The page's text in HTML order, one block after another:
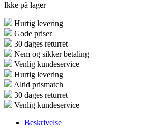
Ikke på lager
Hurtig levering
Gode priser
30 dages returret
Nem og sikker betaling
Venlig kundeservice
Hurtig levering
Altid prismatch
30 dages returret
Venlig kundeservice
Beskrivelse